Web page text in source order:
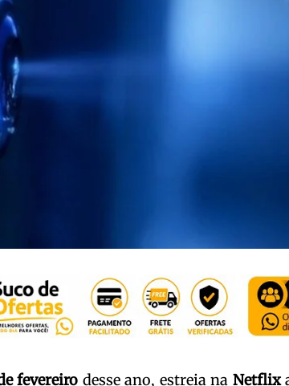
fevereiro desse ano, estreia na Netflix